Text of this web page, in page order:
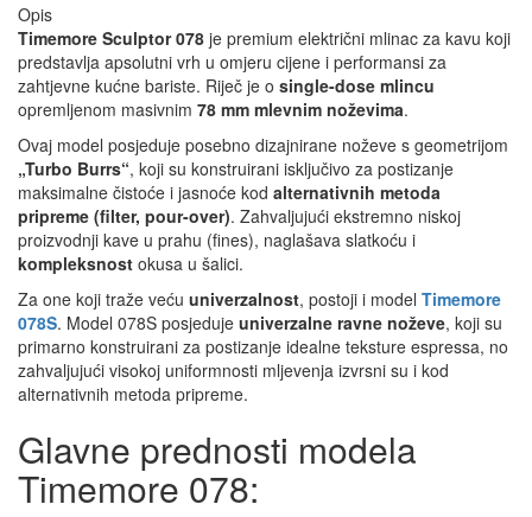
Opis
Timemore Sculptor 078 je premium električni mlinac za kavu koji
predstavlja apsolutni vrh u omjeru cijene i performansi za
zahtjevne kućne bariste. Riječ je o single-dose mlincu
opremljenom masivnim 78 mm mlevnim noževima.
Ovaj model posjeduje posebno dizajnirane noževe s geometrijom
„Turbo Burrs“, koji su konstruirani isključivo za postizanje
maksimalne čistoće i jasnoće kod alternativnih metoda
pripreme (filter, pour-over). Zahvaljujući ekstremno niskoj
proizvodnji kave u prahu (fines), naglašava slatkoću i
kompleksnost okusa u šalici.
Za one koji traže veću univerzalnost, postoji i model Timemore
078S. Model 078S posjeduje univerzalne ravne noževe, koji su
primarno konstruirani za postizanje idealne teksture espressa, no
zahvaljujući visokoj uniformnosti mljevenja izvrsni su i kod
alternativnih metoda pripreme.
Glavne prednosti modela
Timemore 078: